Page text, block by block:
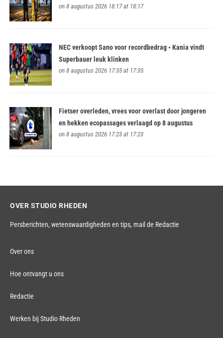
on 8 augustus 2026 18:17 at 18:17
NEC verkoopt Sano voor recordbedrag • Kania vindt
Superbauer leuk klinken
on 8 augustus 2026 17:35 at 17:35
Fietser overleden, vrees voor overlast door jongeren
en hekken ecopassages verlaagd op 8 augustus
on 8 augustus 2026 17:23 at 17:23
OVER STUDIO RHEDEN
Persberichten, wetenswaardigheden en tips, mail de Redactie
Over ons
Hoe ontvangt u ons
Redactie
Werken bij Studio Rheden